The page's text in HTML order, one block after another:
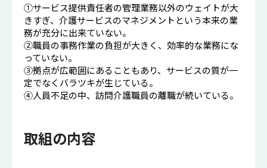
①サービス提供責任者の管理業務以外のウェイトが大
きすぎ、介護サービスのマネジメントという本来の業
務が充分に出来ていない。
②職員の事務作業の負担が大きく、効率的な業務にな
っていない。
③拠点が広範囲にあることもあり、サービスの質が一
定でなくバラツキが生じている。
④人員不足の中、訪問介護職員の離職が続いている。
取組の内容